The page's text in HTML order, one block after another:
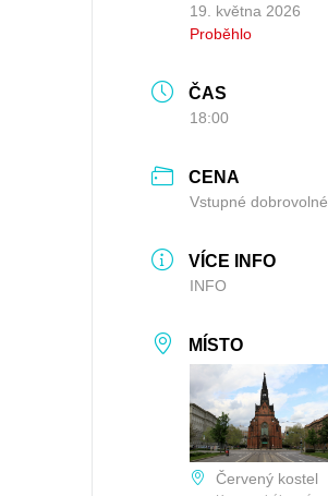
19. května 2026
Proběhlo
ČAS
18:00
CENA
Vstupné dobrovolné
VÍCE INFO
INFO
MÍSTO
Červený kostel